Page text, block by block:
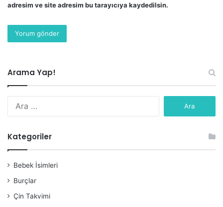
adresim ve site adresim bu tarayıcıya kaydedilsin.
Arama Yap!
Kategoriler
Bebek İsimleri
Burçlar
Çin Takvimi